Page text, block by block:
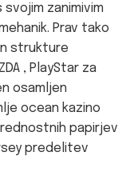
zanimivim
Prav tako
strukture
, PlayStar za
osamljen
ocean kazino
papirjev
predelitev